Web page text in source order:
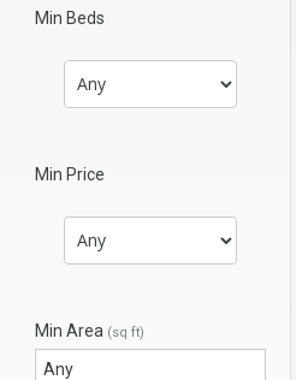
Min Beds
Min Price
Min Area (sq ft)